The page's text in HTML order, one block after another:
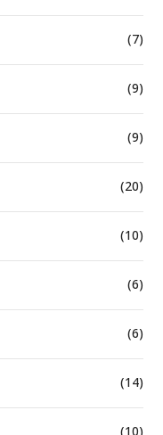
(7)
(9)
(9)
(20)
(10)
(6)
(6)
(14)
(10)